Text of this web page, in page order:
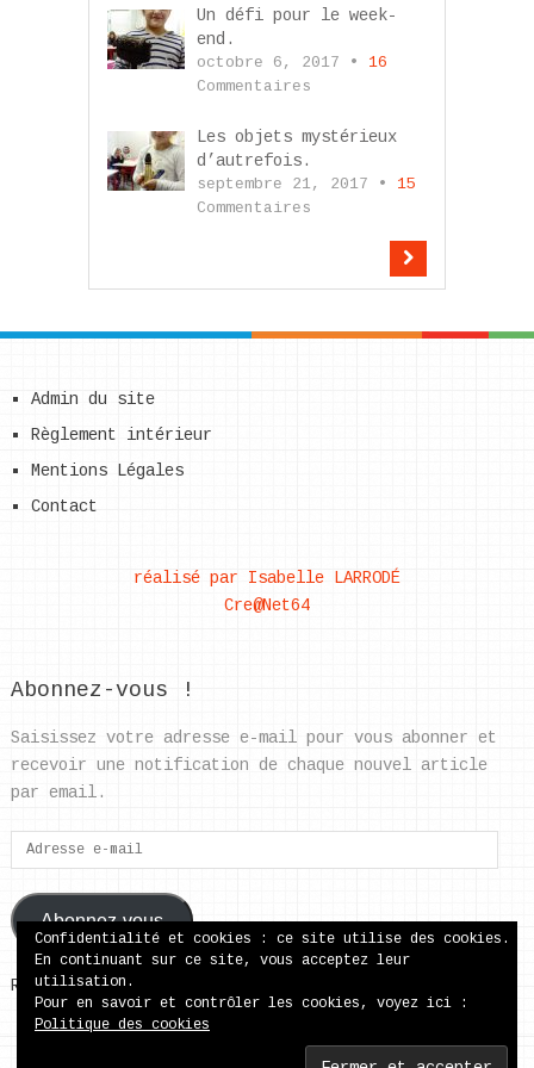
Un défi pour le week-
end.
octobre 6, 2017 • 16
Commentaires
Les objets mystérieux
d’autrefois.
septembre 21, 2017 • 15
Commentaires
Admin du site
Règlement intérieur
Mentions Légales
Contact
réalisé par Isabelle LARRODÉ
Cre@Net64
Abonnez-vous !
Saisissez votre adresse e-mail pour vous abonner et
recevoir une notification de chaque nouvel article
par email.
Adresse
e-
mail
Abonnez-vous
Rejoignez les 37 autres abonnés
Copyright © 2026.
Confidentialité et cookies : ce site utilise des cookies.
En continuant sur ce site, vous acceptez leur
utilisation.
Pour en savoir et contrôler les cookies, voyez ici :
Politique des cookies